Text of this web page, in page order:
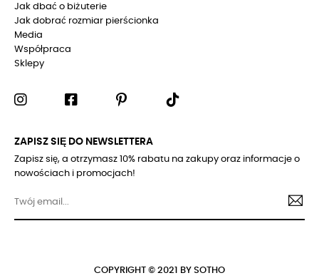
Jak dbać o biżuterie
Jak dobrać rozmiar pierścionka
Media
Współpraca
Sklepy
ZAPISZ SIĘ DO NEWSLETTERA
Zapisz się, a otrzymasz 10% rabatu na zakupy oraz informacje o
nowościach i promocjach!
COPYRIGHT © 2021 BY SOTHO